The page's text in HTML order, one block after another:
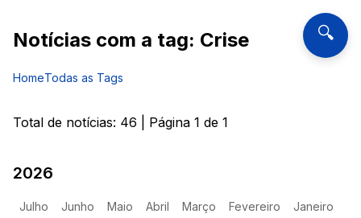
🔍
Notícias com a tag: Crise
HomeTodas as Tags
Total de notícias: 46 | Página 1 de 1
2026
Julho Junho Maio Abril Março Fevereiro Janeiro